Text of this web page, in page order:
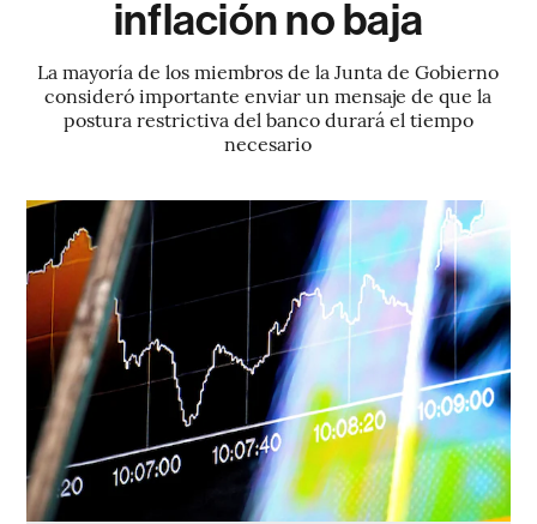
inflación no baja
La mayoría de los miembros de la Junta de Gobierno
consideró importante enviar un mensaje de que la
postura restrictiva del banco durará el tiempo
necesario